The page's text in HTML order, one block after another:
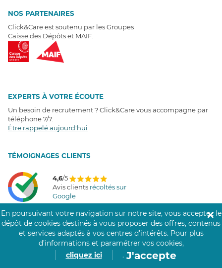
NOS PARTENAIRES
Click&Care est soutenu par les Groupes
Caisse des Dépôts et MAIF.
EXPERTS À VOTRE ÉCOUTE
Un besoin de recrutement ? Click&Care vous accompagne par
téléphone 7/7
Être rappelé aujourd'hui
TÉMOIGNAGES CLIENTS
4,6/5
Avis clients récoltés sur
Google
COMMUNAUTÉ CLICK&CARE
En poursuivant votre navigation sur notre site, vous acceptez le
dépôt de cookies destinés à vous proposer des offres, contenus
et services adaptés à vos centres d’intérêts. Pour plus
d’informations et paramétrer vos cookies,
cliquez ici
. J'accepte
✕